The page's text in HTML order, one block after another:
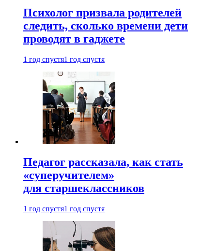
Психолог призвала родителей
следить, сколько времени дети
проводят в гаджете
1 год спустя1 год спустя
Педагог рассказала, как стать
«суперучителем»
для старшеклассников
1 год спустя1 год спустя